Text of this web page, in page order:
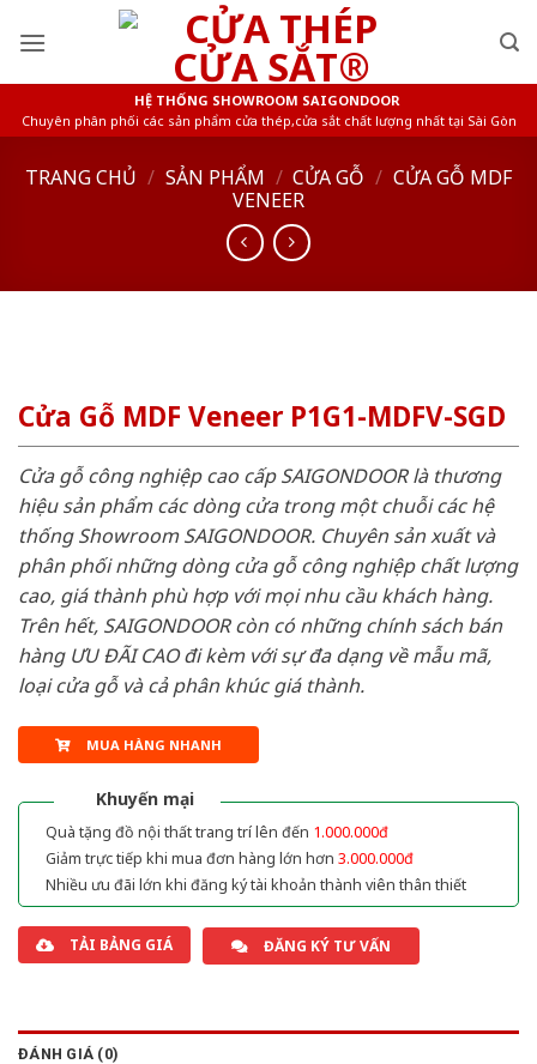
HỆ THỐNG SHOWROOM SAIGONDOOR
Chuyên phân phối các sản phẩm cửa thép,cửa sắt chất lượng nhất tại Sài Gòn
TRANG CHỦ / SẢN PHẨM / CỬA GỖ / CỬA GỖ MDF
VENEER
Cửa Gỗ MDF Veneer P1G1-MDFV-SGD
Cửa gỗ công nghiệp cao cấp SAIGONDOOR là thương
hiệu sản phẩm các dòng cửa trong một chuỗi các hệ
thống Showroom SAIGONDOOR. Chuyên sản xuất và
phân phối những dòng cửa gỗ công nghiệp chất lượng
cao, giá thành phù hợp với mọi nhu cầu khách hàng.
Trên hết, SAIGONDOOR còn có những chính sách bán
hàng ƯU ĐÃI CAO đi kèm với sự đa dạng về mẫu mã,
loại cửa gỗ và cả phân khúc giá thành.
MUA HÀNG NHANH
Khuyến mại
Quà tặng đồ nội thất trang trí lên đến 1.000.000đ
Giảm trực tiếp khi mua đơn hàng lớn hơn 3.000.000đ
Nhiều ưu đãi lớn khi đăng ký tài khoản thành viên thân thiết
TẢI BẢNG GIÁ ĐĂNG KÝ TƯ VẤN
ĐÁNH GIÁ (0)